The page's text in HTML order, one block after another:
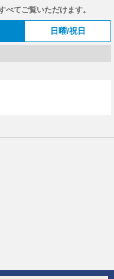
てご覧いただけます。
日曜/祝日